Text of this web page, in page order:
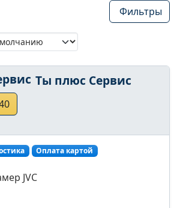
Фильтры
Tы плюс Сервис
Оплата картой
JVC